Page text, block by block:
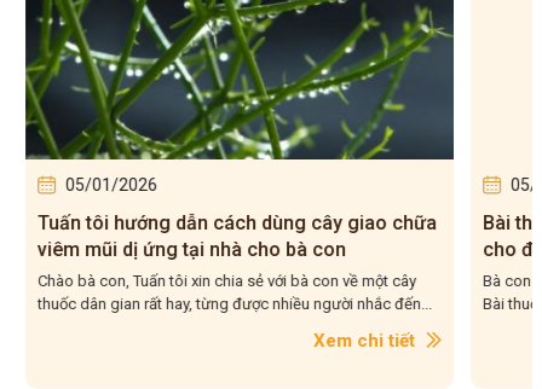
05/01/2026
Tuấn tôi hướng dẫn cách dùng cây giao chữa
viêm mũi dị ứng tại nhà cho bà con
Chào bà con, Tuấn tôi xin chia sẻ với bà con về một cây
thuốc dân gian rất hay, từng được nhiều người nhắc đến...
Xem chi tiết
05/
Bài
cho
Bà con
Bài